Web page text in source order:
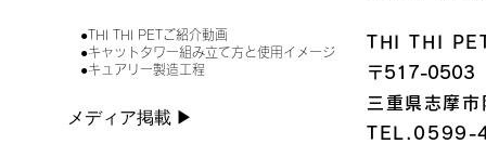
●THI THI PETご紹介動画
●キャットタワー組み立て方と使用イメージ
●キュアリー製造工程
メディア掲載 ▶︎
THI THI
〒517-0503
三重県志摩
TEL.0599-